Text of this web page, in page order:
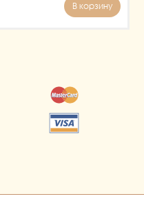
В корзину